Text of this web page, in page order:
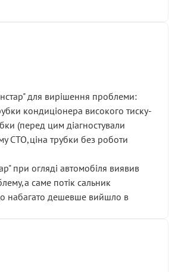
для вирішення проблеми:
кондиціонера високого тиску-
(перед цим діагностували
СТО,ціна трубки без роботи
при огляді автомобіля виявив
саме потік сальник
набагато дешевше вийшло в